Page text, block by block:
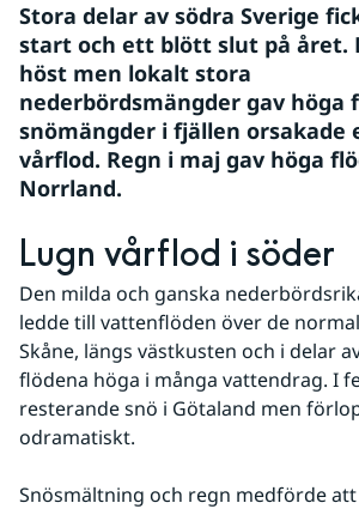
Stora delar av södra Sverige
start och ett blött slut på året.
höst men lokalt stora
nederbördsmängder gav höga
snömängder i fjällen orsakade
vårflod. Regn i maj gav höga
Norrland.
Lugn vårflod i söder
Den milda och ganska
ledde till vattenflöden över de
Skåne, längs västkusten och i delar
flödena höga i många vattendrag. I
resterande snö i Götaland men
odramatiskt.
Snösmältning och regn medförde